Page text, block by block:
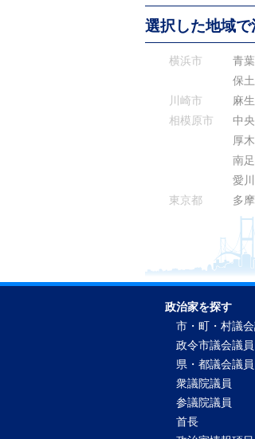
選択した地域
横浜市 青
保
川崎市
麻
相模原市
中
厚
南
愛
東京都
多
政治家を探す
市・町・村議
政令市議会議員
県・都議会議員
衆議院議員
参議院議員
首長